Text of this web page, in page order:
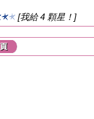
[我給 4 顆星！]